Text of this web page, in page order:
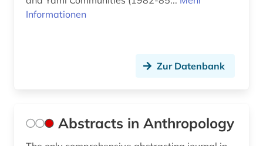
bildnis (1)
bildsammlung (1)
Norwegen (11)
Informationen
Zur Datenbank
Abstracts in Anthropology